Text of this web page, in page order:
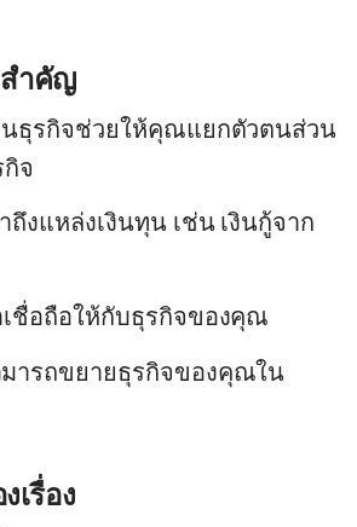
สำคัญ
นธุรกิจช่วยให้คุณแยกตัวตนส่วน
จ
งแหล่งเงินทุน เช่น เงินกู้จาก
ชื่อถือให้กับธุรกิจของคุณ
ารถขยายธุรกิจของคุณใน
เรื่อง